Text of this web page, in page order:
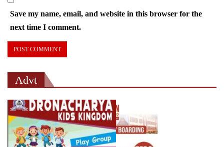
Save my name, email, and website in this browser for the
next time I comment.
Advt